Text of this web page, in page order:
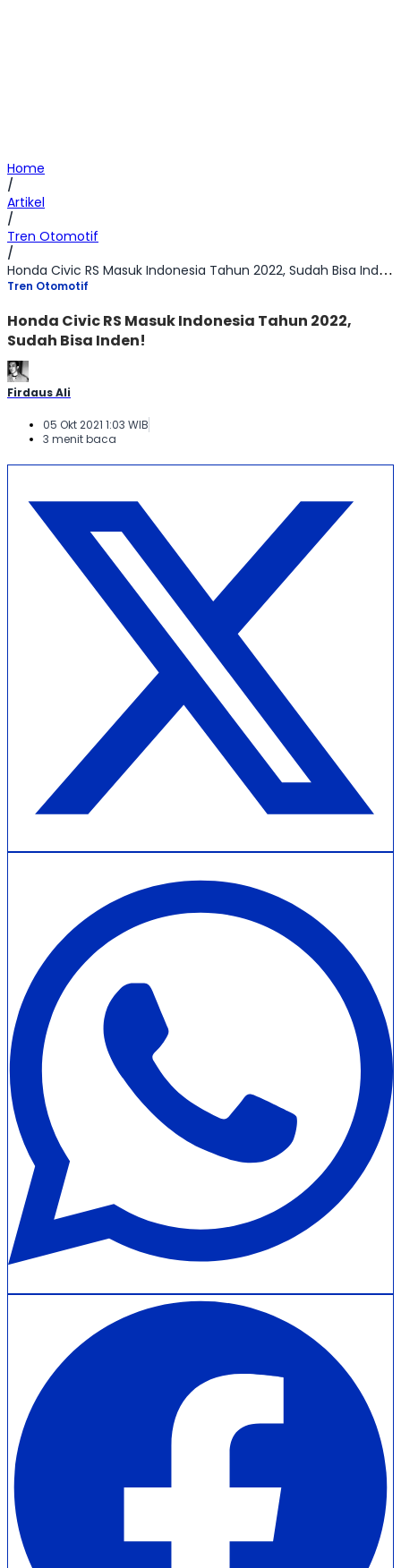
Home
/
Artikel
/
Tren Otomotif
/
Honda Civic RS Masuk Indonesia Tahun 2022, Sudah Bisa Inden!
Tren Otomotif
Honda Civic RS Masuk Indonesia Tahun 2022,
Sudah Bisa Inden!
Firdaus Ali
05 Okt 2021 1:03 WIB
3 menit baca